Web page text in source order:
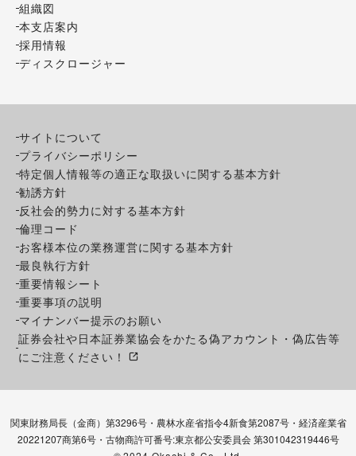
組織図
本支店案内
採用情報
ディスクロージャー
サイトについて
プライバシーポリシー
特定個人情報等の適正な取扱いに関する基本方針
勧誘方針
反社会的勢力に対する基本方針
倫理コード
お客様本位の業務運営に関する基本方針
最良執行方針
重要情報シート
重要事項の説明
マイナンバー提示のお願い
証券会社や日本証券業協会をかたる偽アカウント・偽広告等
にご注意ください！
関東財務局長（金商）第3296号・農林水産省指令4新食第2087号・経済産業省
20221207商第6号・古物商許可番号:東京都公安委員会 第301042319446号